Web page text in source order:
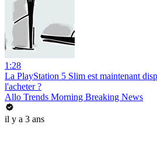
1:28
La PlayStation 5 Slim est maintenant
l'acheter ?
Allo Trends Morning Breaking News
il y a 3 ans